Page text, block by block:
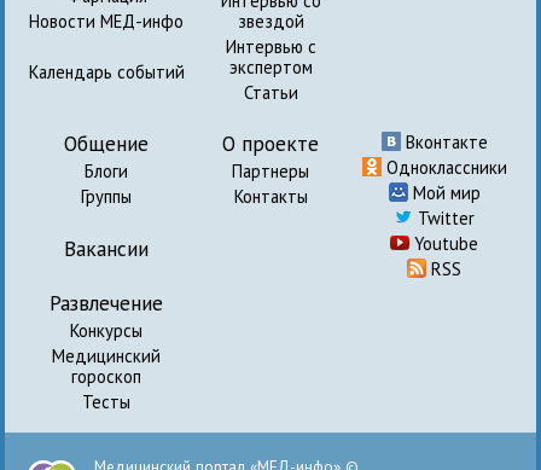
Новости МЕД-инфо
Календарь событий
звездой
Интервью с
экспертом
Статьи
Общение
Блоги
Группы
Вакансии
Развлечение
Конкурсы
Медицинский
гороскоп
Тесты
О проекте
Партнеры
Контакты
Вконтакте
Одноклассники
Мой мир
Twitter
Youtube
RSS